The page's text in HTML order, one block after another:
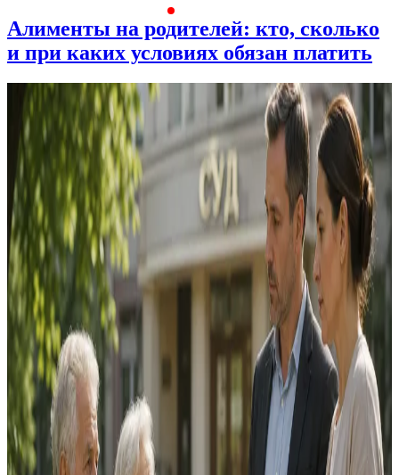
Алименты на родителей: кто, сколько
и при каких условиях обязан платить